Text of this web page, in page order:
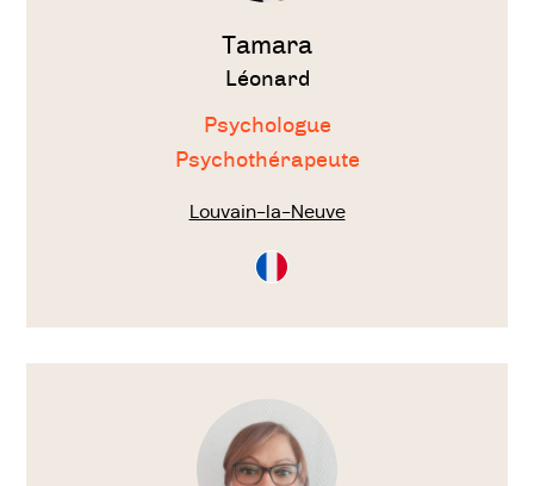
Tamara
Léonard
Psychologue
Psychothérapeute
Louvain-la-Neuve
Consultation
en
Voir